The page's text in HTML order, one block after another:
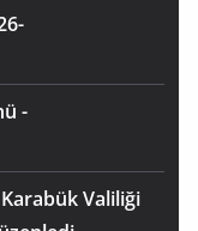
-
Valiliği